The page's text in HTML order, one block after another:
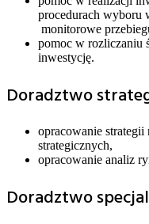
procedurach wyboru
monitorowe
pomoc w rozliczaniu
inwestycję.
Doradztwo
opracowanie
strategicznych,
opracowanie analiz
Doradztwo